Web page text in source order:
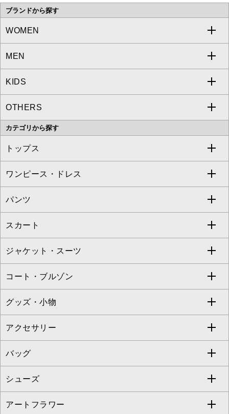
ブランドから探す
WOMEN
a.v.v
MICHEL KLEIN
MK MICHEL KLEIN
OFUON le MK
MEN
a.v.v
MICHEL KLEIN HOMME
MK MICHEL KLEIN HOMME
KIDS
a.v.v
OTHERS
MK MICHEL KLEIN BAG
カテゴリから探す
トップス
すべてのトップス
カットソー・Tシャツ
ブラウス・シャツ
ニット・セーター
カーディガン
アンサンブルセット
ベスト・ジレ
パーカー
タンクトップ・キャミソール
スウェット・ジャージー
ワンピース・ドレス
すべてのワンピース・ドレス
ワンピース
ドレス
チュニック
ジャンパースカート
その他のワンピース・ドレス
パンツ
すべてのパンツ
フルレングスパンツ
クロップド・半端丈パンツ
ガウチョ・ワイドパンツ
ハーフ・ショート丈パンツ
サロペット・オールインワン
その他のパンツ
スカート
すべてのスカート
ロング・マキシ丈スカート
ひざ丈スカート
ミモレ丈スカート
ショート・ミニ丈スカート
その他のスカート
ジャケット・スーツ
すべてのジャケット・スーツ
テーラードジャケット
ノーカラージャケット
セットアップ
セットアップジャケット
セットアップパンツ
コート・ブルゾン
すべてのコート・ブルゾン
トレンチコート
ピーコート
ダッフルコート
チェスターコート
グッズ・小物
すべてのグッズ・小物
マスク
ストール・マフラー・スヌード
ベルト・サスペンダー
アクセサリー
すべてのアクセサリー
ネックレス
ピアス・イヤリング
バッグ
すべてのバッグ
トートバッグ
シューズ
すべてのシューズ
アートフラワー